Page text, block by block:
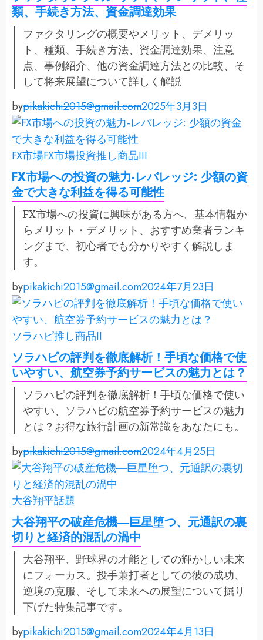
類、手続き方法、資金調達効果
ファクタリングの概要やメリット、デメリッ
ト、種類、手続き方法、資金調達効果、注意
点、事例紹介、他の資金調達方法との比較、そ
して将来展望について詳しく解説
bypikakichi2015@gmail.com2025年3月3日
FX市場FX市場投資推し商品III
FX市場への投資の魅力-レバレッジ: 少額の資
金で大きな利益を得る可能性
FX市場への投資に興味がある方へ。基本情報か
らメリット・デメリット、おすすめ業者ランキ
ングまで、初心者でも分かりやすく解説しま
す。
bypikakichi2015@gmail.com2024年7月23日
ソラハピ推し商品II
ソラハピの評判を徹底解析！手頃な価格で使
いやすい、航空券予約サービスの魅力とは？
ソラハピの評判を徹底解析！手頃な価格で使い
やすい、ソラハピの航空券予約サービスの魅力
とは？お得な旅行計画の新常識をあなたにも。
bypikakichi2015@gmail.com2024年4月25日
大谷翔平話題
大谷翔平の破産危機―巨星堕つ、元通訳の裏
切りと経済的混乱の渦中
大谷翔平、野球界の才能としての輝かしい未来
にフォーカス。投手兼打者としての彼の成功、
逆境の克服、そして未来への展望について掘り
下げた特集記事です。
bypikakichi2015@gmail.com2024年4月13日